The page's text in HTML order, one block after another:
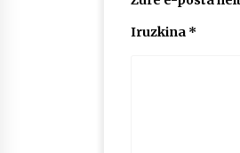
Iruzkina *